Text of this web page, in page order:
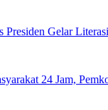
Presiden Gelar
24 Jam,